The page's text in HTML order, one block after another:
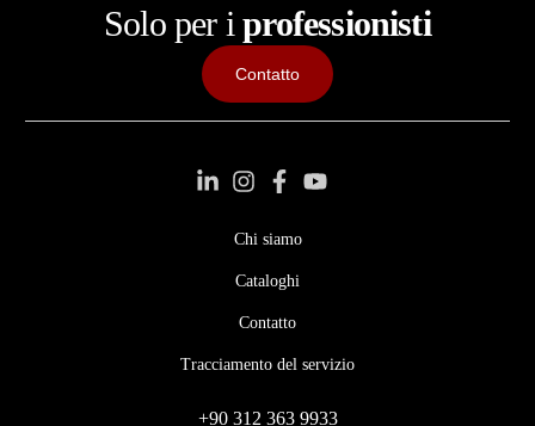
Solo per iprofessionisti
Contatto
Chi siamo
Cataloghi
Contatto
Tracciamento del servizio
+90 312 363 9933